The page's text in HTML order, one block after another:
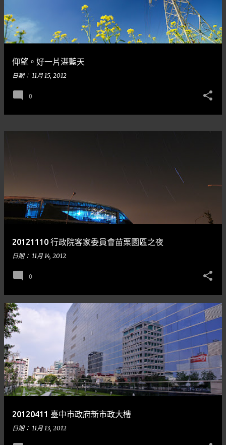
仰望。好一片湛藍天
日期： 11月 15, 2012
0
20121110 行政院客家委員會苗栗園區之夜
日期： 11月 14, 2012
0
20120411 臺中市政府新市政大樓
日期： 11月 13, 2012